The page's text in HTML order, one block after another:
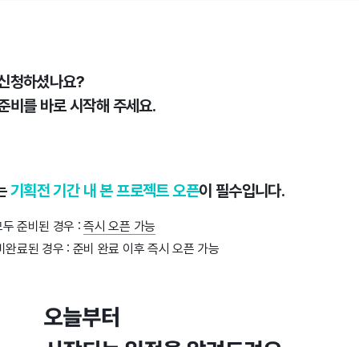
청하셨나요?
비를 바로 시작해 주세요.
기획전 기간 내 본 프로젝트 오픈이 필수입니다.
두 준비된 경우 :즉시 오픈 가능
완료된 경우 : 준비 완료 이후 즉시 오픈 가능